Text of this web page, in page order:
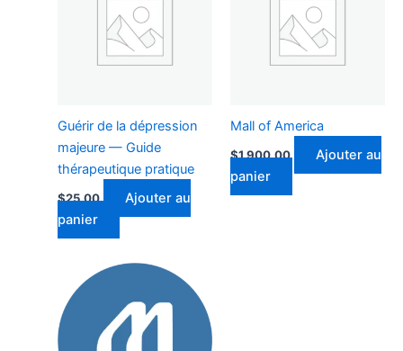
Guérir de la dépression
majeure — Guide
thérapeutique pratique
$25.00
Ajouter au
panier
Mall of America
$1,900.00
Ajouter au
panier